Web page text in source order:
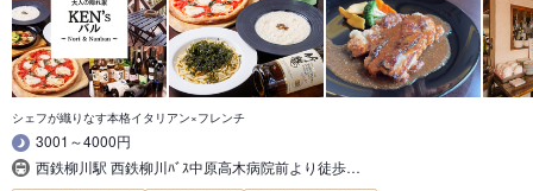
シェフが織りなす本格イタリアン×フレンチ
3001～4000円
西鉄柳川駅 西鉄柳川ﾊﾞｽ中原高木病院前より徒歩…